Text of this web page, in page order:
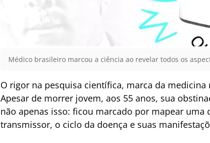
Médico brasileiro marcou a ciência ao revelar todos os
O rigor na pesquisa científica, marca da
Apesar de morrer jovem, aos 55 anos, sua
não apenas isso: ficou marcado por mapear
transmissor, o ciclo da doença e suas